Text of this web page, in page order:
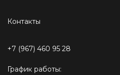
Контакты
+7 (967) 460 95 28
График работы: